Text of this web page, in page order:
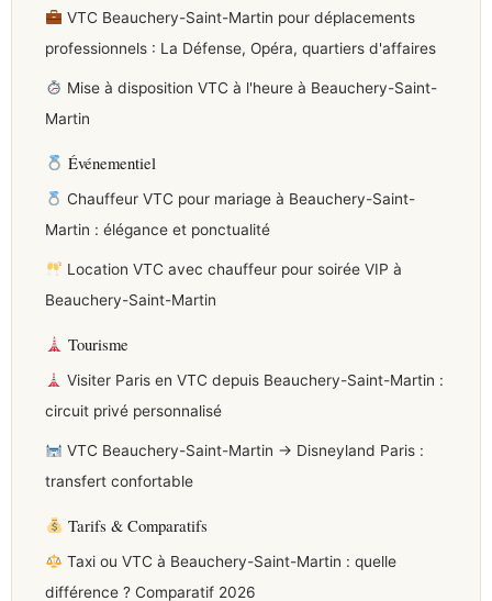
VTC Beauchery-Saint-Martin pour déplacements
professionnels : La Défense, Opéra, quartiers d'affaires
Mise à disposition VTC à l'heure à Beauchery-Saint-
Martin
Événementiel
Chauffeur VTC pour mariage à Beauchery-Saint-
Martin : élégance et ponctualité
Location VTC avec chauffeur pour soirée VIP à
Beauchery-Saint-Martin
Tourisme
Visiter Paris en VTC depuis Beauchery-Saint-Martin :
circuit privé personnalisé
VTC Beauchery-Saint-Martin → Disneyland Paris :
transfert confortable
Tarifs & Comparatifs
Taxi ou VTC à Beauchery-Saint-Martin : quelle
différence ? Comparatif 2026